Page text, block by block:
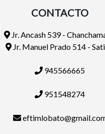
CONTACTO
Jr. Ancash 539 -
Jr. Manuel Prado 514 -
945566665
951548274